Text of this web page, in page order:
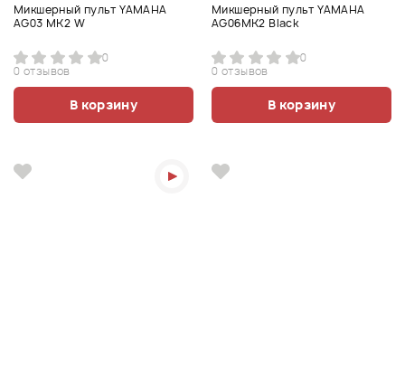
Микшерный пульт YAMAHA
AG03 MK2 W
0
0 отзывов
В корзину
Микшерный пульт YAMAHA
AG06MK2 Black
0
0 отзывов
В корзину